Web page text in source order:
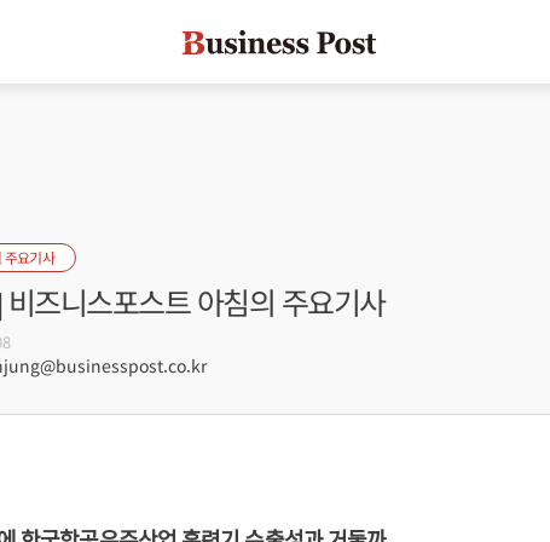
주요기사
즈니스포스트 아침의 주요기사